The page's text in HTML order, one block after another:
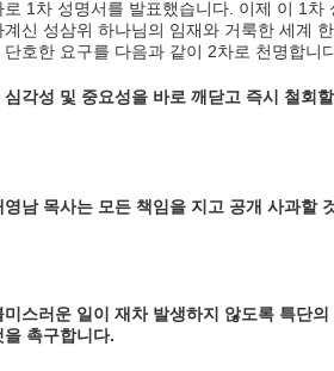
1차 성명서를 발표했습니다. 이제 이 1차
신 성삼위 하나님의 임재와 거룩한 세계
호한 요구를 다음과 같이 2차로 천명합니
각성 및 중요성을 바로 깨닫고 즉시 철회
남 목사는 모든 책임을 지고 공개 사과할
스러운 일이 재차 발생하지 않도록 특단의
촉구합니다.